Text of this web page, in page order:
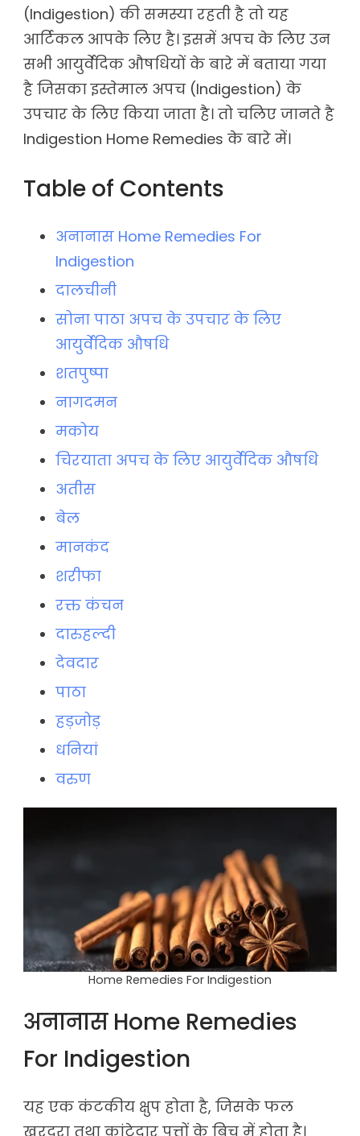
(Indigestion) की समस्या रहती है तो यह
आर्टिकल आपके लिए है। इसमें अपच के लिए उन
सभी आयुर्वेदिक औषधियों के बारे में बताया गया
है जिसका इस्तेमाल अपच (Indigestion) के
उपचार के लिए किया जाता है। तो चलिए जानते है
Indigestion Home Remedies के बारे में।
Table of Contents
अनानास Home Remedies For
Indigestion
दालचीनी
सोना पाठा अपच के उपचार के लिए
आयुर्वेदिक औषधि
शतपुष्पा
नागदमन
मकोय
चिरयाता अपच के लिए आयुर्वेदिक औषधि
अतीस
बेल
मानकंद
शरीफा
रक्त कंचन
दारुहल्दी
देवदार
पाठा
हड़जोड़
धनियां
वरुण
Home Remedies For Indigestion
अनानास Home Remedies
For Indigestion
यह एक कंटकीय क्षुप होता है, जिसके फल
खुरदरा तथा कांटेदार पत्तों के बिच में होता है।